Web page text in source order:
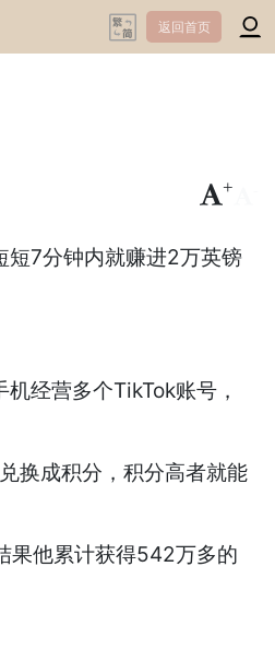
返回首页
+
7分钟内就赚进2万英镑
经营多个TikTok账号，
换成积分，积分高者就能
果他累计获得542万多的